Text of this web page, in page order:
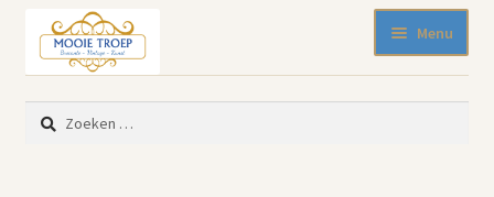
door
naar
navigatie
naar
de
inhoud
Menu
Nieuw binnen
Zoeken
naar: